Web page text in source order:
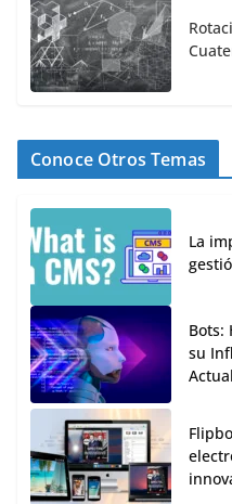
Conoce Otros Temas
La
Bots:
su
Actual